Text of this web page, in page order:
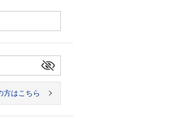
方はこちら